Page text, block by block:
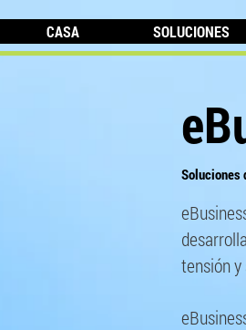
CASA SOLUCIONES
Soluciones
tensión